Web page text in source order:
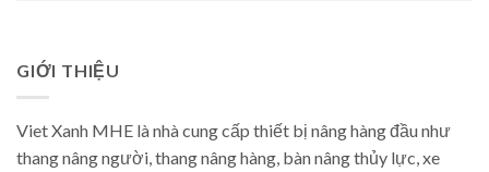
GIỚI THIỆU
Viet Xanh MHE là nhà cung cấp thiết bị nâng hàng đầu như
thang nâng người, thang nâng hàng, bàn nâng thủy lực, xe